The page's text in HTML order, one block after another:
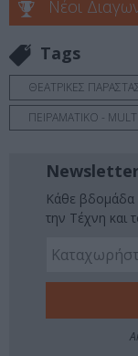
Νέοι
Tags
ΘΕΑΤΡΙΚΕΣ
ΠΕΙΡΑΜΑΤΙΚΟ -
Newsletter
Κάθε βδομάδα
την Τέχνη και